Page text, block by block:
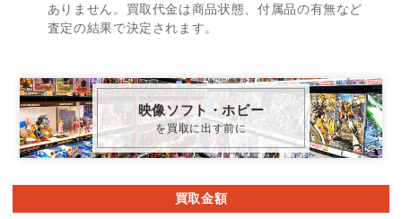
ありません。買取代金は商品状態、付属品の有無など
査定の結果で決定されます。
映像ソフト・ホビー
を買取に出す前に
買取金額